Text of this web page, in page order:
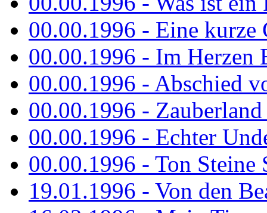
00.00.1996 - Eine kurze
00.00.1996 - Im Herzen
00.00.1996 - Abschied
00.00.1996 -
00.00.1996 - Echter
00.00.1996 - Ton Steine
19.01.1996 - Von den